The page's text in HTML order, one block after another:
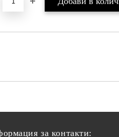
за контакти: